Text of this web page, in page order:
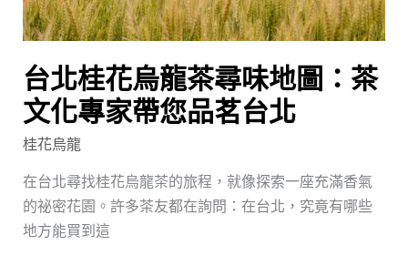
台北桂花烏龍茶尋味地圖：茶
文化專家帶您品茗台北
桂花烏龍
在台北尋找桂花烏龍茶的旅程，就像探索一座充滿香氣
的祕密花園。許多茶友都在詢問：在台北，究竟有哪些
地方能買到這
味
地
茶
文
化
專
家
帶
您